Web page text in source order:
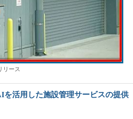
リース
活用した施設管理サービスの提供